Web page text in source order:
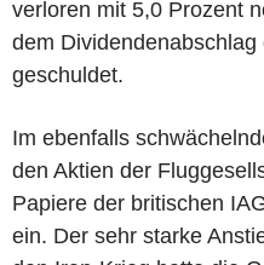
verloren mit 5,0 Prozent
dem
geschuldet.
Im ebenfalls
den Aktien der
Papiere der britischen
ein. Der sehr starke